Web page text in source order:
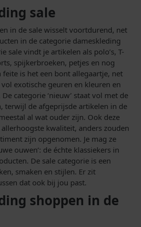
sale
in de sale wisselt voortdurend, net
in de categorie dameskleding
sale vindt je artikelen als polo’s, T-
spijkerbroeken, petjes en nog
feite is het een bont allegaartje, net
exotische geuren en kleuren en
categorie ‘nieuw’ staat vol met de
terwijl de afgeprijsde artikelen in de
al wat ouder zijn. Ook deze
kwaliteit, anders zouden
zijn opgenomen. Je mag ze
ouwen’: de échte klassiekers in
De sale categorie is een
smaken en stijlen. Er zit
dat ook bij jou past.
shoppen in de